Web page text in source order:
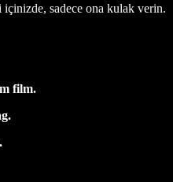
içinizde, sadece ona kulak verin.
film.